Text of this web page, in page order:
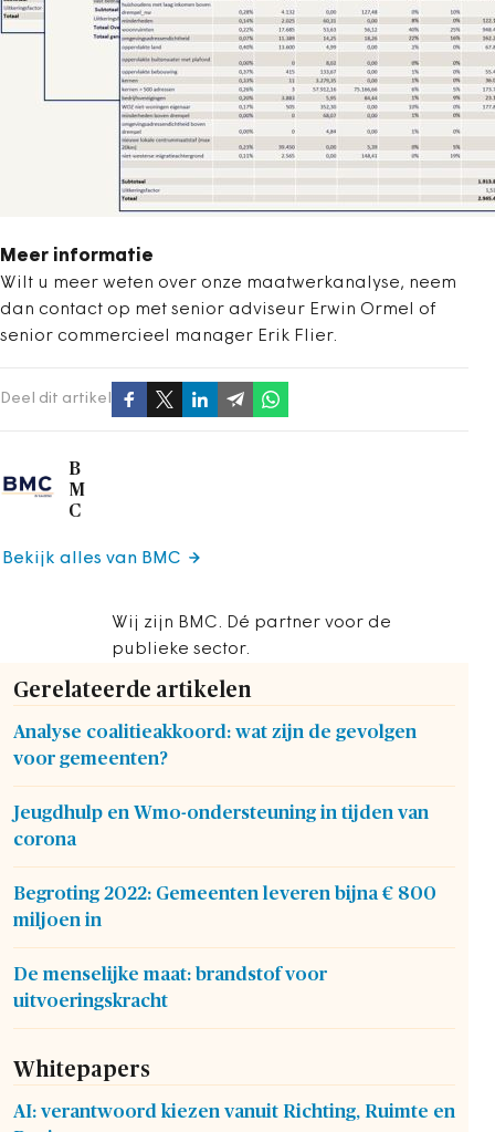
Meer informatie
Wilt u meer weten over onze maatwerkanalyse, neem
dan contact op met senior adviseur Erwin Ormel of
senior commercieel manager Erik Flier.
Deel dit artikel
B
M
C
Wij zijn BMC. Dé partner voor de
publieke sector.
Bekijk alles van BMC
Gerelateerde artikelen
Analyse coalitieakkoord: wat zijn de gevolgen
voor gemeenten?
Jeugdhulp en Wmo-ondersteuning in tijden van
corona
Begroting 2022: Gemeenten leveren bijna € 800
miljoen in
De menselijke maat: brandstof voor
uitvoeringskracht
Whitepapers
AI: verantwoord kiezen vanuit Richting, Ruimte en